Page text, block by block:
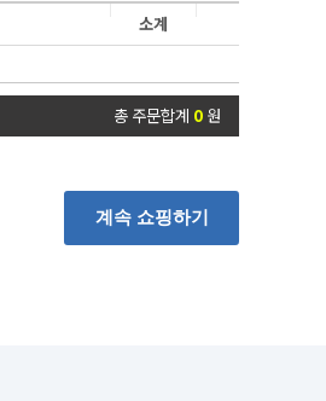
소계
총 주문합계 0 원
계속 쇼핑하기